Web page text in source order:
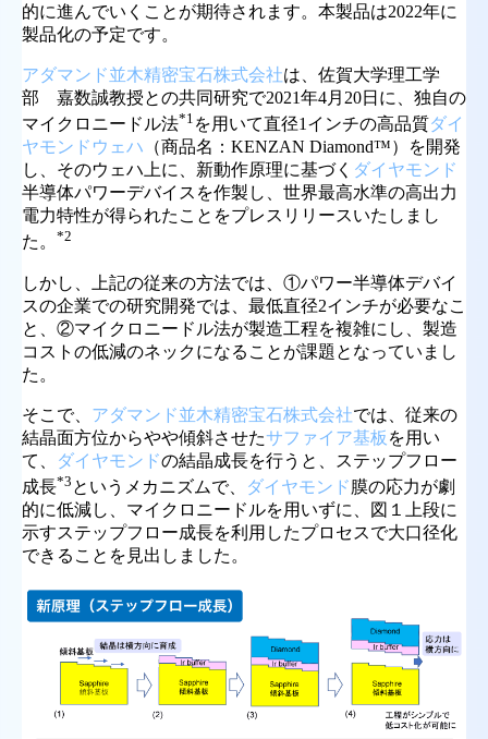
的に進んでいくことが期待されます。本製品は2022年に
製品化の予定です。
アダマンド並木精密宝石株式会社は、佐賀大学理工学
部 嘉数誠教授との共同研究で2021年4月20日に、独自の
マイクロニードル法*1 を用いて直径1インチの高品質ダイ
ヤモンドウェハ （商品名：KENZAN Diamond™）を開発
し、そのウェハ上に、新動作原理に基づく ダイヤモンド
半導体パワーデバイスを作製し、世界最高水準の高出力
電力特性が得られたことをプレスリリースいたしまし
た。 *2
しかし、上記の従来の方法では、①パワー半導体デバイ
スの企業での研究開発では、最低直径2インチが必要なこ
と、②マイクロニードル法が製造工程を複雑にし、製造
コストの低減のネックになることが課題となっていまし
た。
そこで、 アダマンド並木精密宝石株式会社では、従来の
結晶面方位からやや傾斜させたサファイア基板 を用い
て、
ダイヤモンドの結晶成長を行うと、ステップフロー
成長*3 というメカニズムで、 ダイヤモンド膜の応力が劇
的に低減し、マイクロニードルを用いずに、図１上段に
示すステップフロー成長を利用したプロセスで大口径化
できることを見出しました。